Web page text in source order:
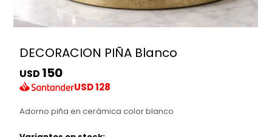
DECORACION PIÑA Blanco
USD 150
USD128
Adorno piña en cerámica color blanco